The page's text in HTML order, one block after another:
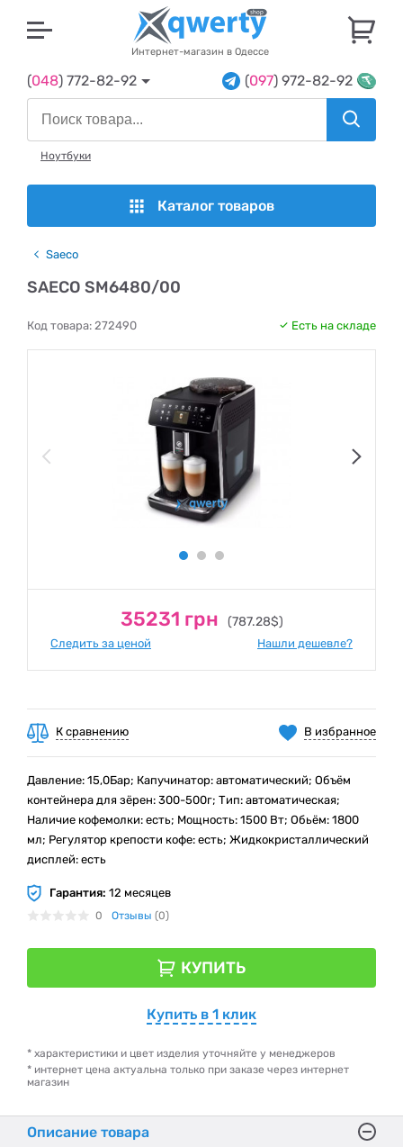
Интернет-магазин в Одессе
(048) 772-82-92 (097) 972-82-92
Ноутбуки
Каталог товаров
Saeco
SAECO SM6480/00
Код товара: 272490 Есть на складе
35231 грн (787.28$)
Следить за ценой Нашли дешевле?
В избранное
К сравнению
Давление: 15,0Бар; Капучинатор: автоматический; Объём
контейнера для зёрен: 300-500г; Тип: автоматическая;
Наличие кофемолки: есть; Мощность: 1500 Вт; Обьём: 1800
мл; Регулятор крепости кофе: есть; Жидкокристаллический
дисплей: есть
Гарантия: 12 месяцев
0 Отзывы (0)
КУПИТЬ
Купить в 1 клик
* характеристики и цвет изделия уточняйте у менеджеров
* интернет цена актуальна только при заказе через интернет
магазин
Описание товара